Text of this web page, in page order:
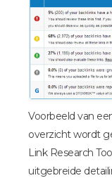
Voorbeeld van
overzicht wordt
Link Research
uitgebreide